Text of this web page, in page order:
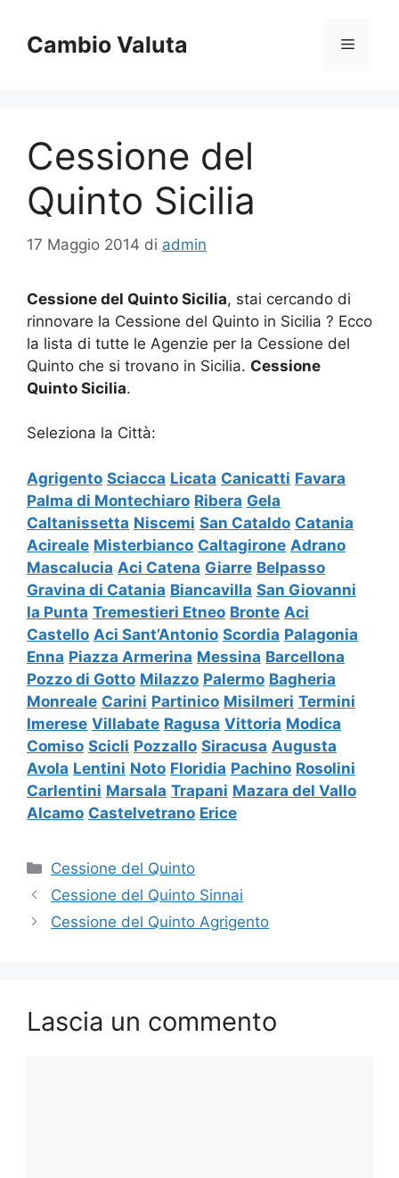
contenuto
Cambio Valuta Menu
Cessione del
Quinto Sicilia
17 Maggio 2014 di admin
Cessione del Quinto Sicilia, stai cercando di
rinnovare la Cessione del Quinto in Sicilia ? Ecco
la lista di tutte le Agenzie per la Cessione del
Quinto che si trovano in Sicilia. Cessione
Quinto Sicilia.
Seleziona la Città:
Agrigento Sciacca Licata Canicatti Favara
Palma di Montechiaro Ribera Gela
Caltanissetta Niscemi San Cataldo Catania
Acireale Misterbianco Caltagirone Adrano
Mascalucia Aci Catena Giarre Belpasso
Gravina di Catania Biancavilla San Giovanni
la Punta Tremestieri Etneo Bronte Aci
Castello Aci Sant’Antonio Scordia Palagonia
Enna Piazza Armerina Messina Barcellona
Pozzo di Gotto Milazzo Palermo Bagheria
Monreale Carini Partinico Misilmeri Termini
Imerese Villabate Ragusa Vittoria Modica
Comiso Scicli Pozzallo Siracusa Augusta
Avola Lentini Noto Floridia Pachino Rosolini
Carlentini Marsala Trapani Mazara del Vallo
Alcamo Castelvetrano Erice
Categorie
Cessione del Quinto
Cessione del Quinto Sinnai
Cessione del Quinto Agrigento
Lascia un commento